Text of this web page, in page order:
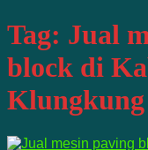
Tag: Jual
block di
Klungkung